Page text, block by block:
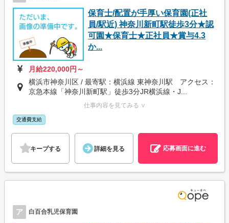
保育士/配置が手厚い保育園(正社
員/駅近) 神奈川新町駅徒歩3分★認
可園★保育士★正社員★賞与4.3
か...
月給220,000円～
横浜市神奈川区 / 最寄駅：横浜線 東神奈川駅 アクセス：
京急本線「神奈川新町駅」徒歩3分JR横浜線・J...
仕事内容を見てみる ∨
交通費支給
キープする 詳細を見る 応募画面に進む
ア 白百合乳児保育園